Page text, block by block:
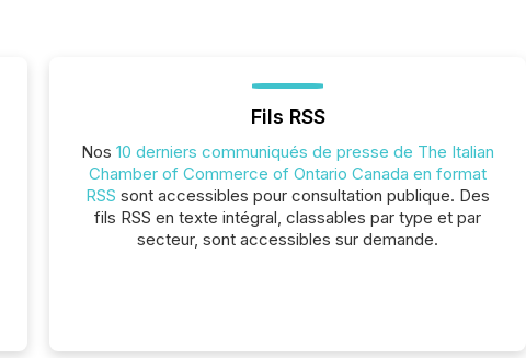
Fils RSS
Nos10 derniers communiqués de presse de The Italian
Chamber of Commerce of Ontario Canada en format
RSS sont accessibles pour consultation publique. Des
fils RSS en texte intégral, classables par type et par
secteur, sont accessibles sur demande.